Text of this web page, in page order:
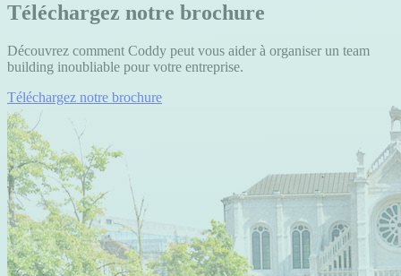
Téléchargez notre brochure
Découvrez comment Coddy peut vous aider à organiser un team
building inoubliable pour votre entreprise.
Téléchargez notre brochure